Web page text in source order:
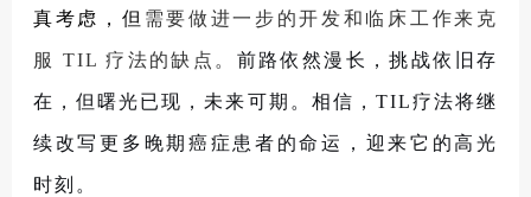
真考虑，但 需要做进一步的开发和临床工作来克
服 TIL 疗法的缺点。 前路依然漫长，挑战依旧存
在，但曙光已现，未来可期。相信，TIL疗法将继
续改写更多晚期癌症患者的命运，迎来它的高光
时刻。